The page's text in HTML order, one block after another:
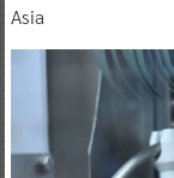
Asia